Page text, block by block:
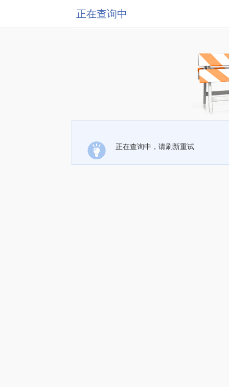
正在查询中
正在查询中，请刷新重试